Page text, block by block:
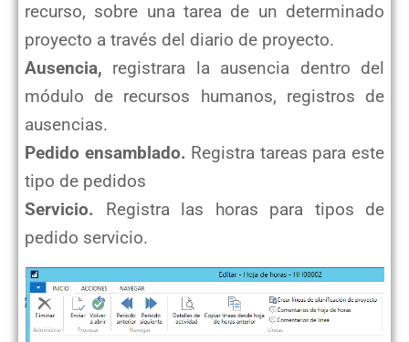
recurso, sobre una tarea de un determinado
proyecto a través del diario de proyecto.
Ausencia, registrara la ausencia dentro del
módulo de recursos humanos, registros de
ausencias.
Pedido ensamblado. Registra tareas para este
tipo de pedidos
Servicio. Registra las horas para tipos de
pedido servicio.